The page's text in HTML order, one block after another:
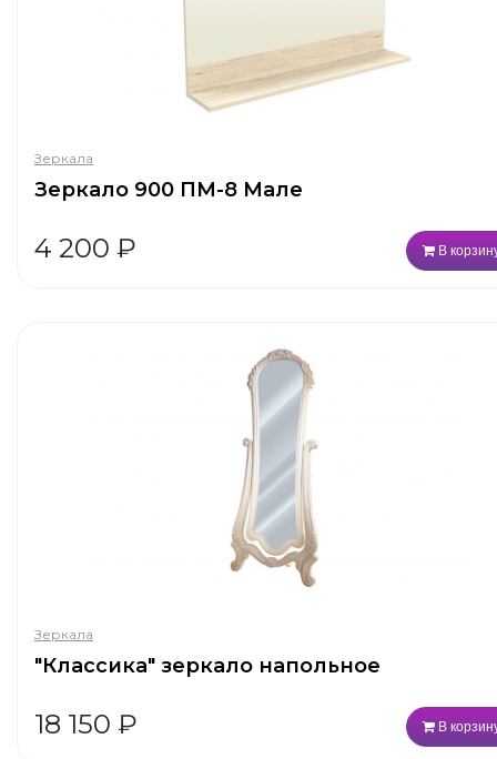
Зеркала
Зеркало 900 ПМ-8 Мале
4 200 ₽ В
Зеркала
"Классика" зеркало напольное
18 150 ₽ В